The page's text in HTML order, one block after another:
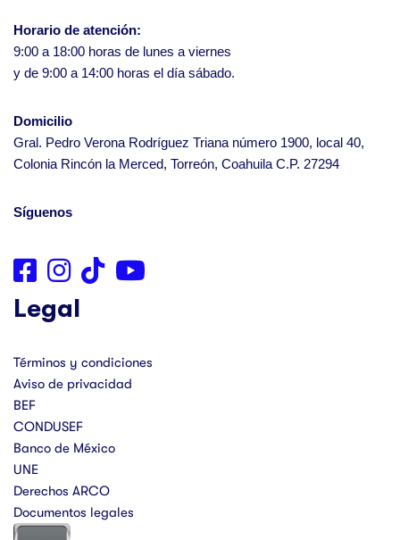
Horario de atención:
9:00 a 18:00 horas de lunes a viernes
y de 9:00 a 14:00 horas el día sábado.
Domicilio
Gral. Pedro Verona Rodríguez Triana número 1900, local 40,
Colonia Rincón la Merced, Torreón, Coahuila C.P. 27294
Síguenos
Legal
Términos y condiciones
Aviso de privacidad
BEF
CONDUSEF
Banco de México
UNE
Derechos ARCO
Documentos legales